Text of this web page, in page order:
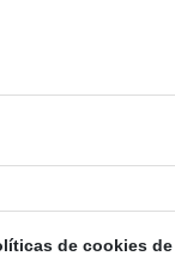
de cookies